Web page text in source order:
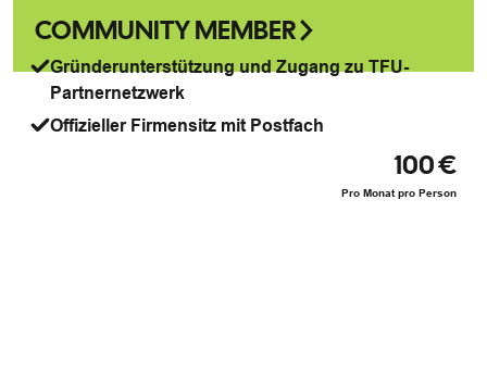
COMMUNITY MEMBER
Gründerunterstützung und Zugang zu TFU-
Partnernetzwerk
Offizieller Firmensitz mit Postfach
100 €
Pro Monat pro Person